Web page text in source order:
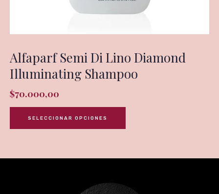
Alfaparf Semi Di Lino Diamond
Illuminating Shampoo
$70.000,00
SELECCIONAR OPCIONES